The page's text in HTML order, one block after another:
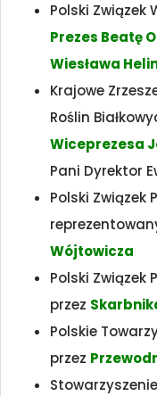
Polski Związek
Prezes Beatę
Wiesława
Krajowe
Roślin
Wiceprezesa
Pani Dyrektor
Polski Związek
Wójtowicza
Polski Związek
przez
Polskie
przez